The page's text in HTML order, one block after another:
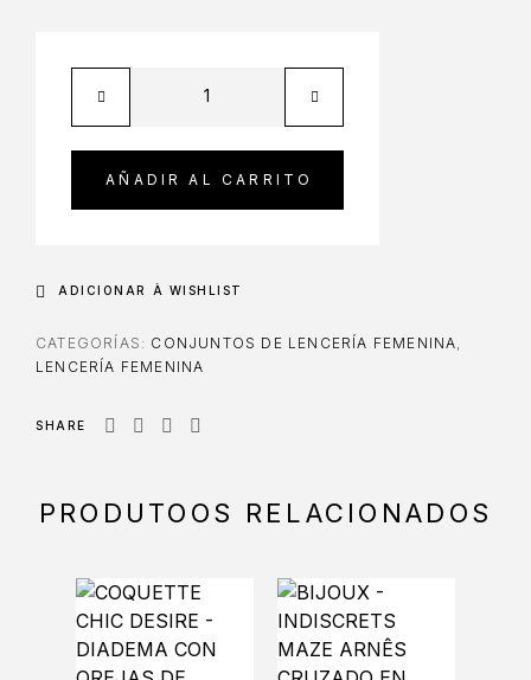
AÑADIR AL CARRITO
ADICIONAR À WISHLIST
CATEGORÍAS: CONJUNTOS DE LENCERÍA FEMENINA
LENCERÍA FEMENINA
SHARE
PRODUTOOS RELACIONADOS